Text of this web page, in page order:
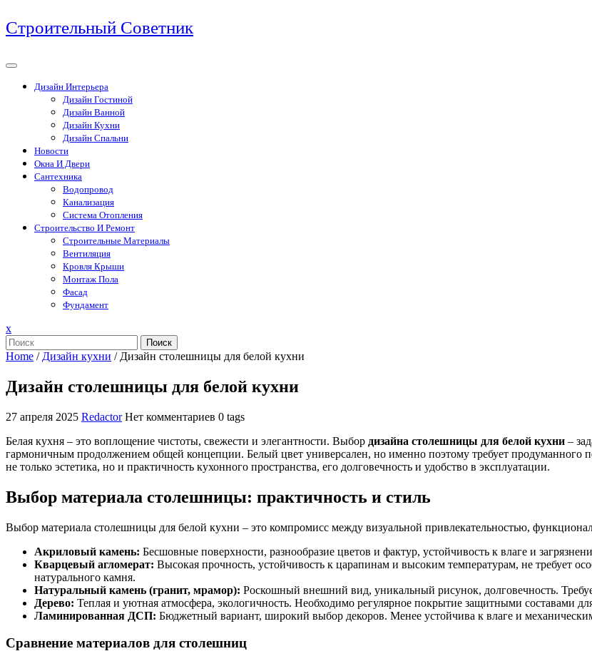
Перейти
к
Строительный Советник
Дизайн Интерьера
Дизайн Гостиной
Дизайн Ванной
Дизайн Кухни
Дизайн Спальни
Новости
Окна И Двери
Сантехника
Водопровод
Канализация
Система Отопления
Строительство И Ремонт
Строительные Материалы
Вентиляция
Кровля Крыши
Монтаж Пола
Фасад
Фундамент
xЗакрыть
меню
Поиск
Home / Дизайн кухни / Дизайн столешницы для белой кухни
Дизайн столешницы для белой кухни
27 апреля 2025 Redactor Нет комментариев 0 tags
Белая кухня – это воплощение чистоты, свежести и элегантности. Выбор дизайна столешницы для белой кухни –
гармоничным продолжением общей концепции. Белый цвет универсален, но именно поэтому требует продуманного
не только эстетика, но и практичность кухонного пространства, его долговечность и удобство в эксплуатации.
Выбор материала столешницы: практичность и стиль
Выбор материала столешницы для белой кухни – это компромисс между визуальной привлекательностью,
Акриловый камень: Бесшовные поверхности, разнообразие цветов и фактур, устойчивость к влаге и
Кварцевый агломерат: Высокая прочность, устойчивость к царапинам и высоким температурам, не требует
натурального камня.
Натуральный камень (гранит, мрамор): Роскошный внешний вид, уникальный рисунок, долговечность.
Дерево: Теплая и уютная атмосфера, экологичность. Необходимо регулярное покрытие защитными составами
Ламинированная ДСП: Бюджетный вариант, широкий выбор декоров. Менее устойчива к влаге и
Сравнение материалов для столешниц